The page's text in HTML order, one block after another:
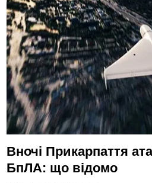
Вночі Прикарпаття
БпЛА: що відомо